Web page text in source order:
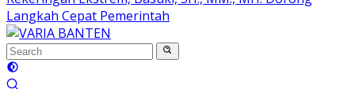
Langkah Cepat Pemerintah